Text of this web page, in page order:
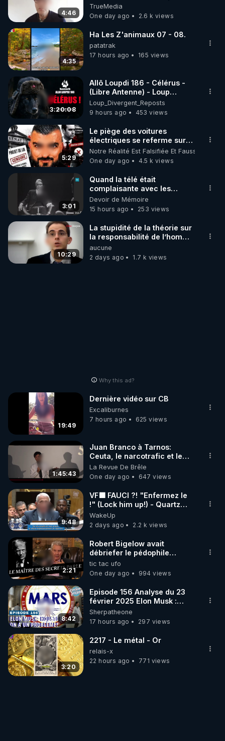
4:46
TrueMedia
One day ago
2.6 k views
4:35
Ha Les Z'animaux 07 - 08.
patatrak
17 hours ago
165 views
3:20:08
Allô Loupdi 186 - Célérus -
(Libre Antenne) - Loup
Divergent 2026.08.06
Loup_Divergent_Reposts
9 hours ago
453 views
5:29
Le piège des voitures
électriques se referme sur
les usagers !
Notre Réalité Est Falsifiée Et Fausse
One day ago
4.5 k views
3:01
Quand la télé était
complaisante avec les
pédophiles
Devoir de Mémoire
15 hours ago
253 views
10:29
La stupidité de la théorie sur
la responsabilité de l’homme
concernant le dioxyde de
carbone.
aucune
2 days ago
1.7 k views
Why this ad?
19:49
Dernière vidéo sur CB
Excaliburnes
7 hours ago
625 views
1:45:43
Juan Branco à Tarnos:
Ceuta, le narcotrafic et le
pouvoir en France
La Revue De Brêle
One day ago
647 views
9:48
VF🟩 FAUCI ?! "Enfermez le
!" (Lock him up!) - Quartz
Traduction
WakeUp
2 days ago
2.2 k views
2:21
Robert Bigelow avait
débriefer le pédophile
génocidaire de donald j
trump
tic tac ufo
One day ago
994 views
8:42
Episode 156 Analyse du 23
février 2025 Elon Musk :
Houston , on a un problème !
Sherpatheone
17 hours ago
297 views
3:20
2217 - Le métal - Or
relais-x
22 hours ago
771 views